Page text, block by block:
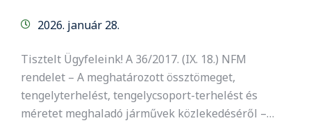
2026. január 28.
Tisztelt Ügyfeleink! A 36/2017. (IX. 18.) NFM
rendelet – A meghatározott össztömeget,
tengelyterhelést, tengelycsoport-terhelést és
méretet meghaladó járművek közlekedéséről –…